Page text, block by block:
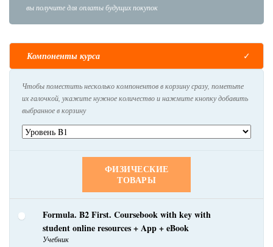
вы получите для оплаты будущих покупок
Компоненты курса
Чтобы поместить несколько компонентов в корзину сразу, пометьте
их галочкой, укажите нужное количество и нажмите кнопку добавить
выбранное в корзину
ФИЗИЧЕСКИЕ
ТОВАРЫ
Formula. B2 First. Coursebook with key with
student online resources + App + eBook
Учебник